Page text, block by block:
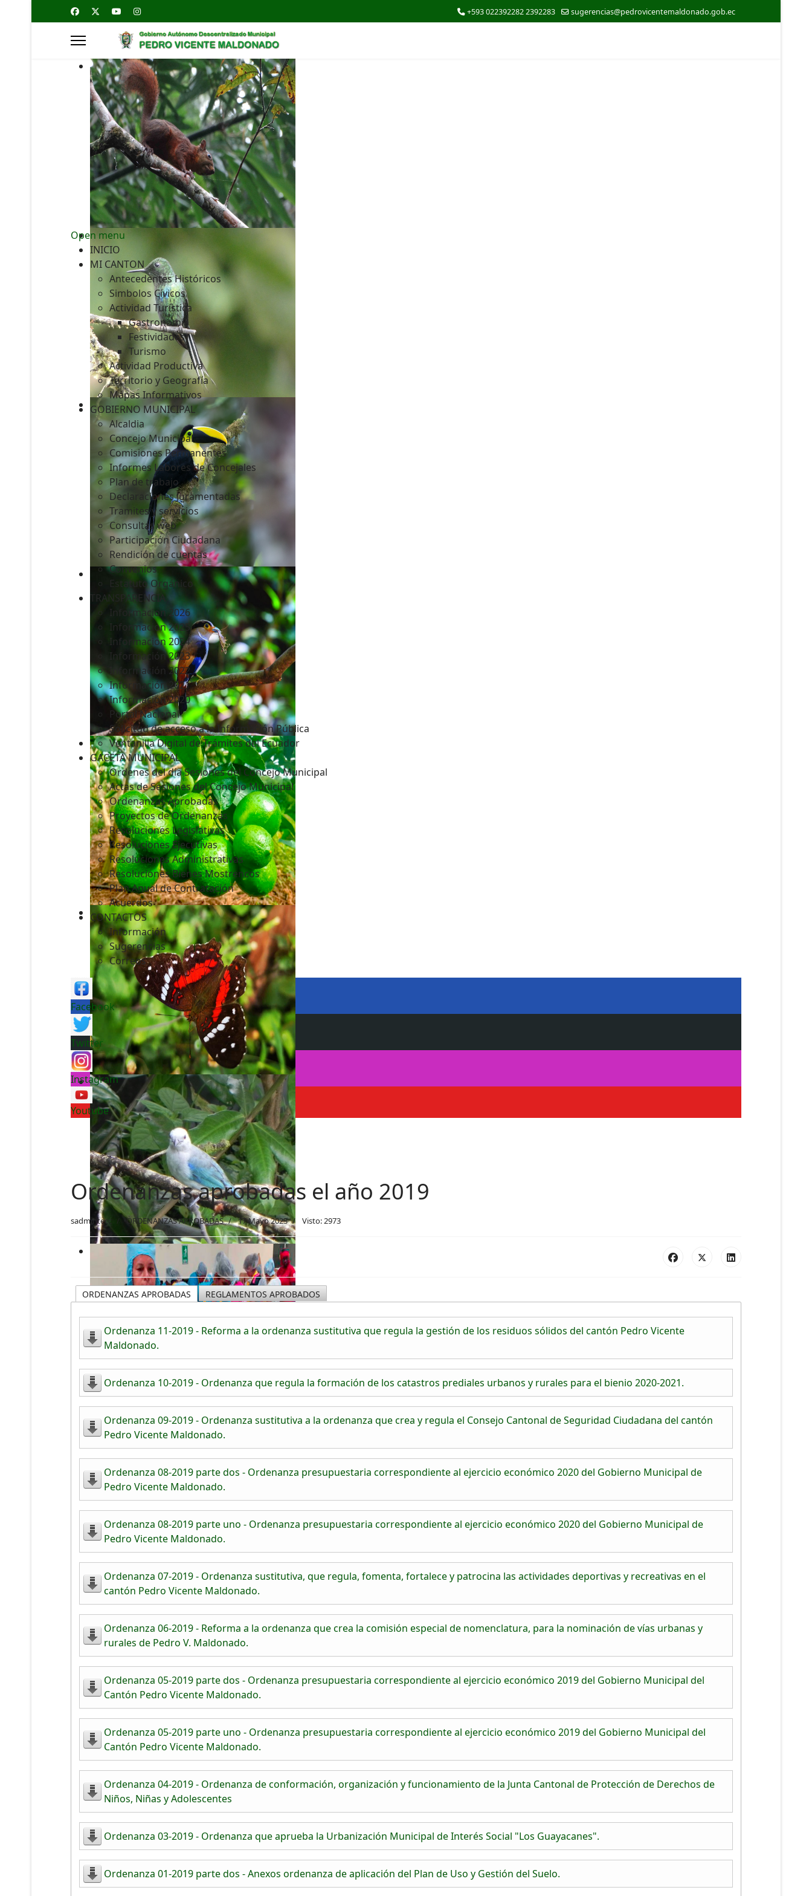
+593 022392282 2392283 sugerencias@pedrovicentemaldonado.gob.ec
Open menu
INICIO
MI CANTON
Antecedentes Históricos
Simbolos Cívicos
Actividad Turística
Gastronomía
Festividades
Turismo
Actividad Productiva
Territorio y Geografía
Mapas Informativos
GOBIERNO MUNICIPAL
Alcaldia
Concejo Municipal
Comisiones Permanentes
Informes Labores de Concejales
Plan de trabajo
Declaraciones Juramentadas
Tramites y servicios
Consultas web
Participación Ciudadana
Rendición de cuentas
Convenios
Estatuto Orgánico
TRANSPARENCIA
Informacion 2026
Informacion 2025
Informacion 2024
Información 2023
Información 2022
Información 2021
Información 2020
Portal Nacional
Solicitud de acceso a la Información Pública
Ventanilla Digital de Trámites del Ecuador
GACETA MUNICIPAL
Ordenes del día Sesiones del Concejo Municipal
Actas de Sesiones del Concejo Municipal
Ordenanzas Aprobadas
Proyectos de Ordenanzas
Resoluciones Legislativas
Resoluciones Ejecutivas
Resoluciones Administrativas
Resoluciones Bienes Mostrencos
Plan Anual de Contratación
Acuerdos
CONTACTOS
Información
Sugerencias
Correos
Facebook
Twitter
Instagram
Youtube
Ordenanzas aprobadas el año 2019
sadmintecc ORDENANZAS APROBADAS 17 Mayo 2023 Visto: 2973
ORDENANZAS APROBADAS REGLAMENTOS APROBADOS
Ordenanza 11-2019 - Reforma a la ordenanza sustitutiva que regula la gestión de los residuos sólidos del cantón Pedro Vicente
Maldonado.
Ordenanza 10-2019 - Ordenanza que regula la formación de los catastros prediales urbanos y rurales para el bienio 2020-2021.
Ordenanza 09-2019 - Ordenanza sustitutiva a la ordenanza que crea y regula el Consejo Cantonal de Seguridad Ciudadana del cantón
Pedro Vicente Maldonado.
Ordenanza 08-2019 parte dos - Ordenanza presupuestaria correspondiente al ejercicio económico 2020 del Gobierno Municipal de
Pedro Vicente Maldonado.
Ordenanza 08-2019 parte uno - Ordenanza presupuestaria correspondiente al ejercicio económico 2020 del Gobierno Municipal de
Pedro Vicente Maldonado.
Ordenanza 07-2019 - Ordenanza sustitutiva, que regula, fomenta, fortalece y patrocina las actividades deportivas y recreativas en el
cantón Pedro Vicente Maldonado.
Ordenanza 06-2019 - Reforma a la ordenanza que crea la comisión especial de nomenclatura, para la nominación de vías urbanas y
rurales de Pedro V. Maldonado.
Ordenanza 05-2019 parte dos - Ordenanza presupuestaria correspondiente al ejercicio económico 2019 del Gobierno Municipal del
Cantón Pedro Vicente Maldonado.
Ordenanza 05-2019 parte uno - Ordenanza presupuestaria correspondiente al ejercicio económico 2019 del Gobierno Municipal del
Cantón Pedro Vicente Maldonado.
Ordenanza 04-2019 - Ordenanza de conformación, organización y funcionamiento de la Junta Cantonal de Protección de Derechos de
Niños, Niñas y Adolescentes
Ordenanza 03-2019 - Ordenanza que aprueba la Urbanización Municipal de Interés Social "Los Guayacanes".
Ordenanza 01-2019 parte dos - Anexos ordenanza de aplicación del Plan de Uso y Gestión del Suelo.